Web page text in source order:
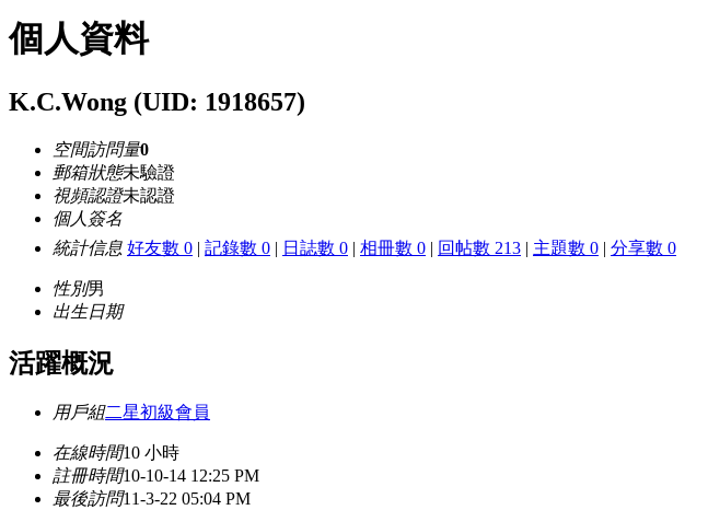
個人資料
K.C.Wong (UID: 1918657)
空間訪問量0
郵箱狀態未驗證
視頻認證未認證
個人簽名
統計信息 好友數 0 | 記錄數 0 | 日誌數 0 | 相冊數 0 | 回帖數 213 | 主題數 0 | 分享數 0
性別男
出生日期
活躍概況
用戶組二星初級會員
在線時間10 小時
註冊時間10-10-14 12:25 PM
最後訪問11-3-22 05:04 PM